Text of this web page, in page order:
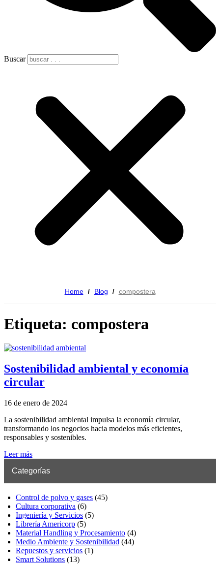
Buscar
Home / Blog / compostera
Etiqueta: compostera
Sostenibilidad ambiental y economía
circular
16 de enero de 2024
La sostenibilidad ambiental impulsa la economía circular,
transformando los negocios hacia modelos más eficientes,
responsables y sostenibles.
Leer más
Categorías
Control de polvo y gases (45)
Cultura corporativa (6)
Ingeniería y Servicios (5)
Librería Americorp (5)
Material Handling y Procesamiento (4)
Medio Ambiente y Sostenibilidad (44)
Repuestos y servicios (1)
Smart Solutions (13)